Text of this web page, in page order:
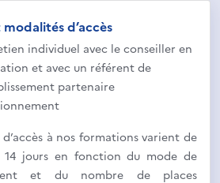
d’accès
individuel avec le conseiller en
et avec un référent de
partenaire
d’accès à nos formations varient de
jours en fonction du mode de
et du nombre de places